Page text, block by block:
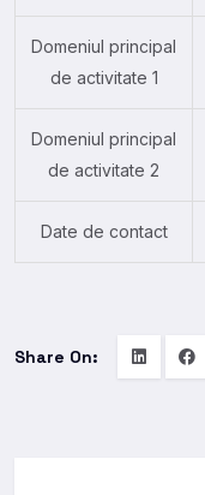
Domeniul principal
de activitate 1
Domeniul principal
de activitate 2
Date de contact
Share On: